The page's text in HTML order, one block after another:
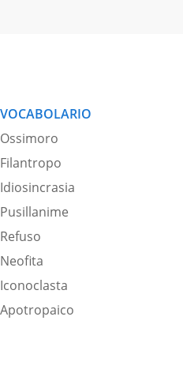
VOCABOLARIO
Ossimoro
Filantropo
Idiosincrasia
Pusillanime
Refuso
Neofita
Iconoclasta
Apotropaico